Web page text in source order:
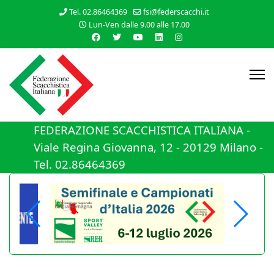
Tel. 02.86464369
fsi@federscacchi.it
Lun-Ven dalle 9.00 alle 17.00
FEDERAZIONE SCACCHISTICA ITALIANA -
Viale Regina Giovanna, 12 - 20129 Milano -
Tel. 02.86464369